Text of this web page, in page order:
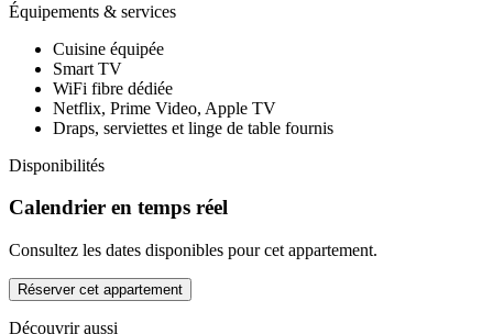
Équipements & services
Cuisine équipée
Smart TV
WiFi fibre dédiée
Netflix, Prime Video, Apple TV
Draps, serviettes et linge de table fournis
Disponibilités
Calendrier en temps réel
Consultez les dates disponibles pour cet appartement.
Réserver cet appartement
Découvrir aussi